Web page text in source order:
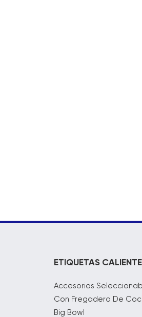
ETIQUETAS
Accesorios
Con Fregadero De
Big Bowl